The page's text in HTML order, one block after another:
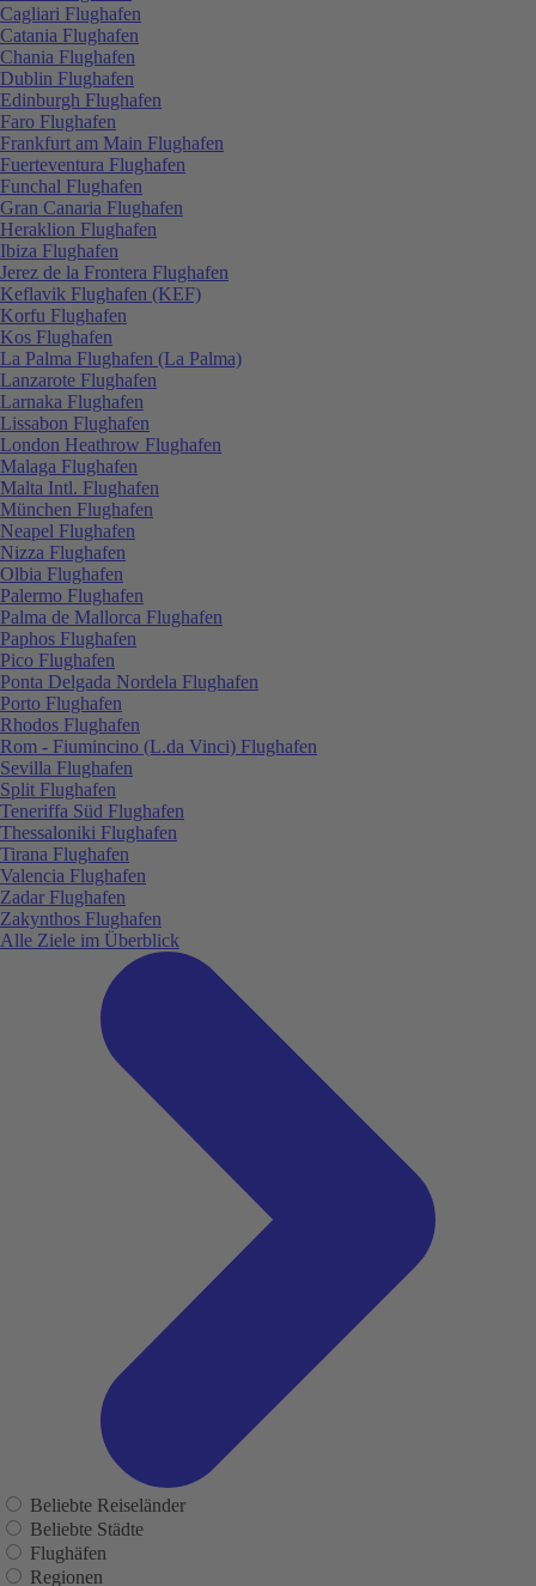
Cagliari Flughafen
Catania Flughafen
Chania Flughafen
Dublin Flughafen
Edinburgh Flughafen
Faro Flughafen
Frankfurt am Main Flughafen
Fuerteventura Flughafen
Funchal Flughafen
Gran Canaria Flughafen
Heraklion Flughafen
Ibiza Flughafen
Jerez de la Frontera Flughafen
Keflavik Flughafen (KEF)
Korfu Flughafen
Kos Flughafen
La Palma Flughafen (La Palma)
Lanzarote Flughafen
Larnaka Flughafen
Lissabon Flughafen
London Heathrow Flughafen
Malaga Flughafen
Malta Intl. Flughafen
München Flughafen
Neapel Flughafen
Nizza Flughafen
Olbia Flughafen
Palermo Flughafen
Palma de Mallorca Flughafen
Paphos Flughafen
Pico Flughafen
Ponta Delgada Nordela Flughafen
Porto Flughafen
Rhodos Flughafen
Rom - Fiumincino (L.da Vinci) Flughafen
Sevilla Flughafen
Split Flughafen
Teneriffa Süd Flughafen
Thessaloniki Flughafen
Tirana Flughafen
Valencia Flughafen
Zadar Flughafen
Zakynthos Flughafen
Alle Ziele im Überblick
Beliebte Reiseländer
Beliebte Städte
Flughäfen
Regionen